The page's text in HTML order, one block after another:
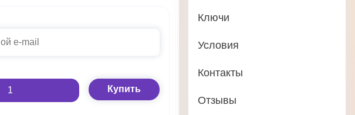
Ключи
Условия
Контакты
Отзывы
Купить